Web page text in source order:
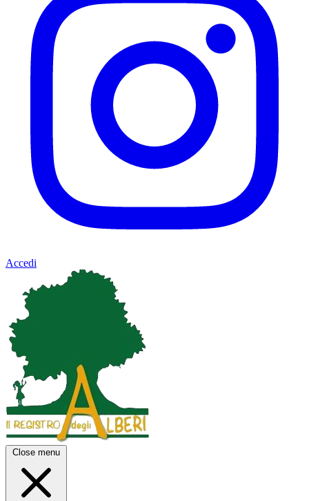
Accedi
Close menu